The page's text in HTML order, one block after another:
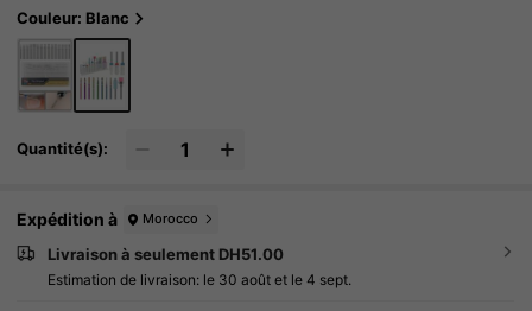
Couleur: Blanc
Quantité(s):
Expédition à Morocco
Livraison à seulement DH51.00
Estimation de livraison: le 30 août et le 4 sept.